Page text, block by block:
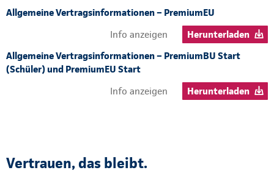
Allgemeine Vertragsinformationen – PremiumEU
Info anzeigen
Herunterladen
Allgemeine Vertragsinformationen – PremiumBU Start
(Schüler) und PremiumEU Start
Info anzeigen
Herunterladen
Vertrauen, das bleibt.